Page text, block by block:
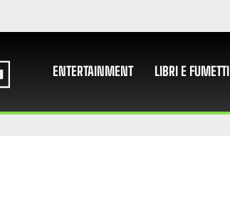
ENTERTAINMENT LIBRI E FUMETTI